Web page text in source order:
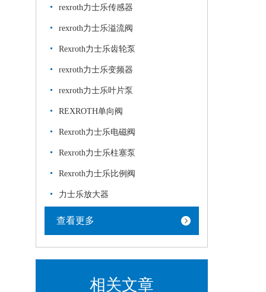
rexroth力士乐传感器
rexroth力士乐溢流阀
Rexroth力士乐齿轮泵
rexroth力士乐变频器
rexroth力士乐叶片泵
REXROTH单向阀
Rexroth力士乐电磁阀
Rexroth力士乐柱塞泵
Rexroth力士乐比例阀
力士乐放大器
查看更多
相关文章